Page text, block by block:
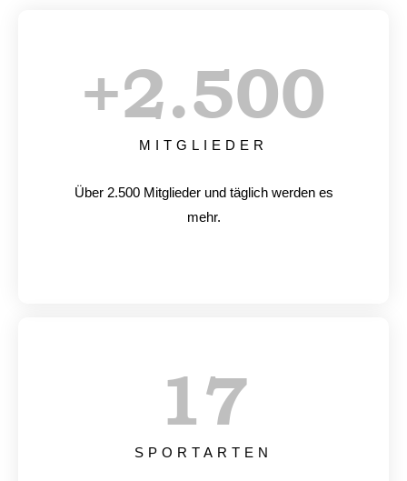
MITGLIEDER
+2.500
Über 2.500 Mitglieder und täglich werden es
mehr.
SPORTARTEN
17